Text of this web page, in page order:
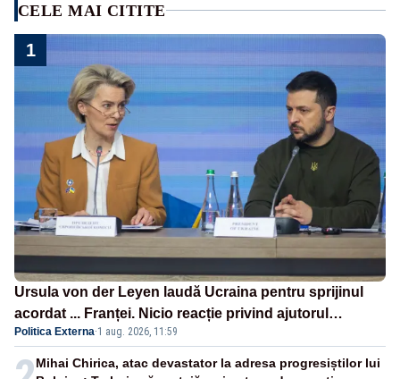
CELE MAI CITITE
1
Ursula von der Leyen laudă Ucraina pentru sprijinul
acordat ... Franței. Nicio reacție privind ajutorul
energetic promis României
Politica Externa·1 aug. 2026, 11:59
Mihai Chirica, atac devastator la adresa progresiștilor lui